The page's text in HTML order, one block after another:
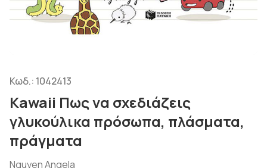
Κωδ.: 1042413
Kawaii Πως να σχεδιάζεις
γλυκούλικα πρόσωπα, πλάσματα,
πράγματα
Nguyen Angela